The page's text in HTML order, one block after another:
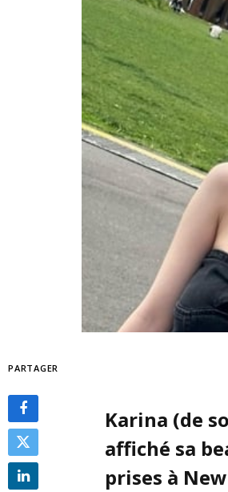
PARTAGER
Karina (de
affiché sa
prises à